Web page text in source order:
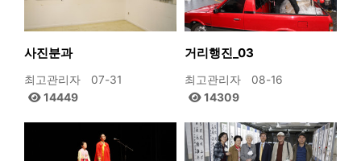
사진분과
최고관리자
07-31
14449
거리행진_03
최고관리자
08-16
14309